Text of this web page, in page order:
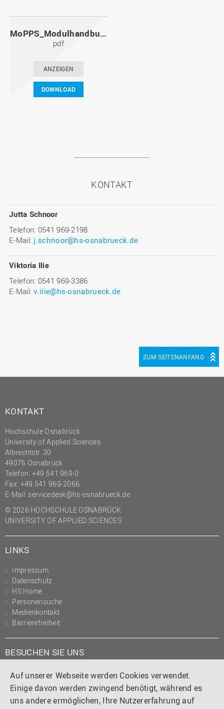
Auf unserer Webseite werden Cookies verwendet.
Einige davon werden zwingend benötigt, während es
uns andere ermöglichen, Ihre Nutzererfahrung auf
MoPPS_Modulhandbuch_20091201.pdf
pdf
ANZEIGEN
DOWNLOAD
KONTAKT
Jutta Schnoor
Telefon: 0541 969-2198
E-Mail: j.schnoor@hs-osnabrueck.de
Viktoria Ilie
Telefon: 0541 969-3386
E-Mail:v.ilie@hs-osnabrueck.de
ZUM SEITENANFANG
KONTAKT
Hochschule Osnabrück
University of Applied Sciences
Albrechtstr. 30
49076 Osnabrück
Telefon: +49 541 969-0
Fax: +49 541 969-2066
E-Mail: servicedesk@hs-osnabrueck.de
© 2026 HOCHSCHULE OSNABRÜCK
UNIVERSITY OF APPLIED SCIENCES
LINKS
Impressum
Datenschutz
HS Home
Personensuche
Medienkontakt
Barrierefreiheit
BESUCHEN SIE UNS
Instagram
TiktokLinkedIn
YouTube
Facebook